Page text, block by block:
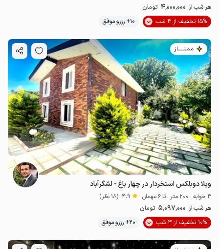
هر شب از 4٬000٬000 تومان
15% تخفیف از 3 شب
10+ رزرو موفق
مـمـتــــــاز
ویلا دوبلکس استخردار در چهار باغ - لشگرآباد
3 خوابه . 200 متر . تا 6 مهمان 4.9 (18 نظر)
هر شب از 5٬097٬000 تومان
10% تخفیف از 3 شب
20+ رزرو موفق